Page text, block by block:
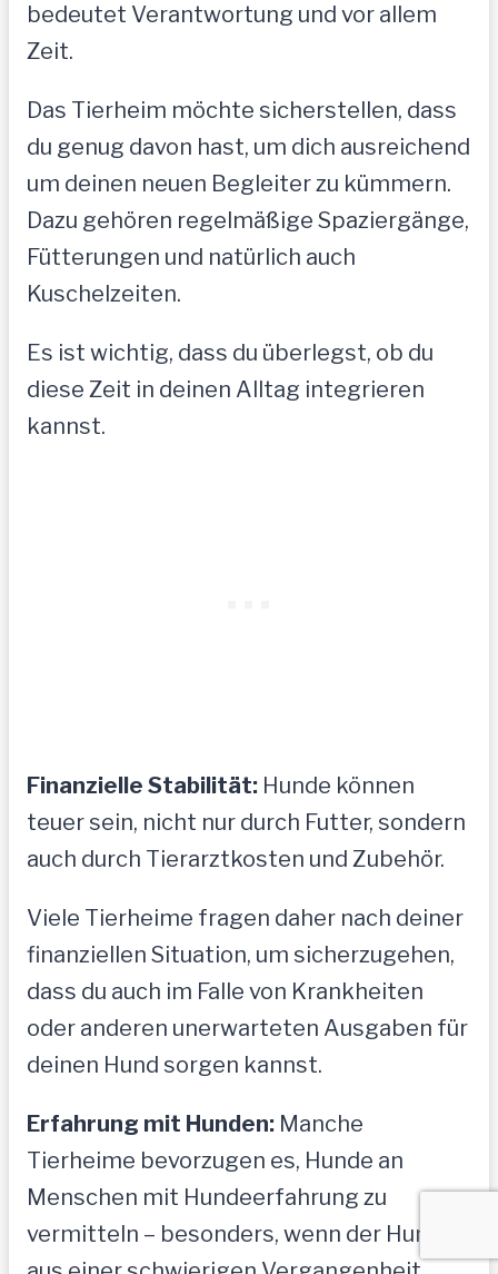
bedeutet Verantwortung und vor allem
Zeit.
Das Tierheim möchte sicherstellen, dass
du genug davon hast, um dich ausreichend
um deinen neuen Begleiter zu kümmern.
Dazu gehören regelmäßige Spaziergänge,
Fütterungen und natürlich auch
Kuschelzeiten.
Es ist wichtig, dass du überlegst, ob du
diese Zeit in deinen Alltag integrieren
kannst.
Finanzielle Stabilität: Hunde können
teuer sein, nicht nur durch Futter, sondern
auch durch Tierarztkosten und Zubehör.
Viele Tierheime fragen daher nach deiner
finanziellen Situation, um sicherzugehen,
dass du auch im Falle von Krankheiten
oder anderen unerwarteten Ausgaben für
deinen Hund sorgen kannst.
Erfahrung mit Hunden: Manche
Tierheime bevorzugen es, Hunde an
Menschen mit Hundeerfahrung zu
vermitteln – besonders, wenn der Hund